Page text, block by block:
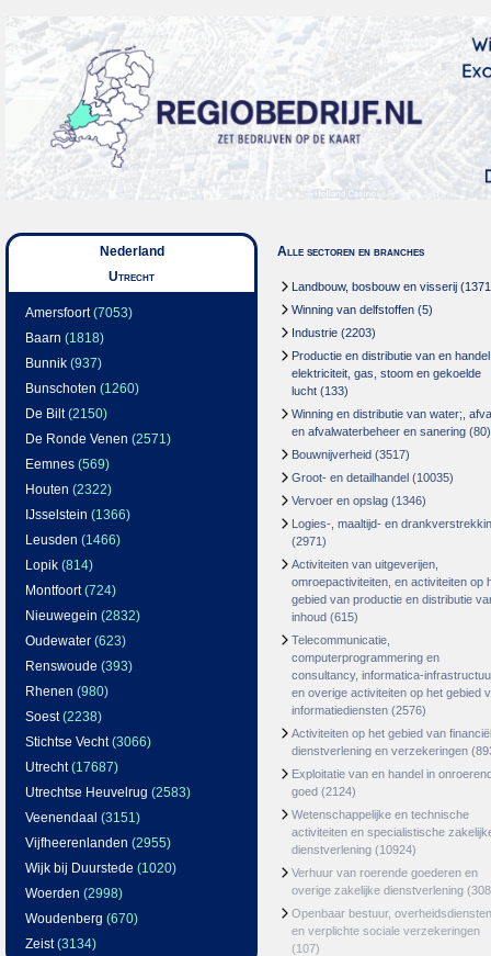
Nederland
Utrecht
Amersfoort(7053)
Baarn (1818)
Bunnik (937)
Bunschoten (1260)
De Bilt(2150)
De Ronde Venen (2571)
Eemnes (569)
Houten (2322)
IJsselstein (1366)
Leusden (1466)
Lopik (814)
Montfoort(724)
Nieuwegein (2832)
Oudewater (623)
Renswoude (393)
Rhenen (980)
Soest(2238)
Stichtse Vecht(3066)
Utrecht(17687)
Utrechtse Heuvelrug (2583)
Veenendaal (3151)
Vijfheerenlanden (2955)
Wijk bij Duurstede (1020)
Woerden (2998)
Woudenberg (670)
Zeist(3134)
Alle sectoren en branches
Landbouw, bosbouw en visserij
Winning van delfstoffen (5)
Industrie (2203)
Productie en distributie van en
elektriciteit, gas, stoom en gekoelde
lucht (133)
Winning en distributie van water;,
en afvalwaterbeheer en sanering (80)
Bouwnijverheid (3517)
Groot- en detailhandel (10035)
Vervoer en opslag (1346)
Logies-, maaltijd- en
(2971)
Activiteiten van uitgeverijen,
omroepactiviteiten, en activiteiten op
gebied van productie en distributie
inhoud (615)
Telecommunicatie,
computerprogrammering en
consultancy, informatica-
en overige activiteiten op het gebied
informatiediensten (2576)
Activiteiten op het gebied van
dienstverlening en verzekeringen
Exploitatie van en handel in
goed (2124)
Wetenschappelijke en technische
activiteiten en specialistische
dienstverlening (10924)
Verhuur van roerende goederen en
overige zakelijke dienstverlening
Openbaar bestuur, overheidsdiensten
en verplichte sociale verzekeringen
(107)